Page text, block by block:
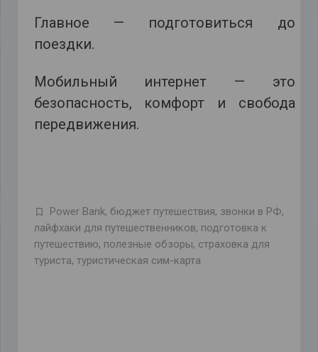
Главное — подготовиться до
поездки.
Мобильный интернет — это
безопасность, комфорт и свобода
передвижения.
Power Bank, бюджет путешествия, звонки в РФ,
лайфхаки для путешественников, подготовка к
путешествию, полезные обзоры, страховка для
туриста, туристическая сим-карта